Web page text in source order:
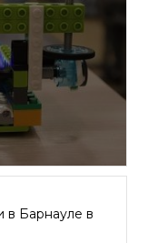
в Барнауле в